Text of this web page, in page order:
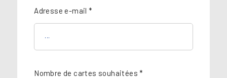
Adresse e-mail *
Nombre de cartes souhaitées *